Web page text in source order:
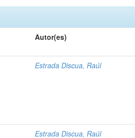
Autor(es)
Estrada Discua, Raúl
Estrada Discua, Raúl